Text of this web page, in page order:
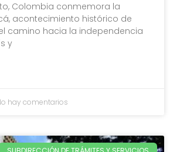
Colombia conmemora la
acontecimiento histórico de
camino hacia la independencia
y
hay comentarios